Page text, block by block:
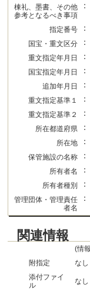
棟礼、墨書、その他
参考となるべき事項
：
指定番号 ：
国宝・重文区分
：
重文指定年月日
：
国宝指定年月日
：
追加年月日 ：
重文指定基準１ ：
重文指定基準２ ：
所在都道府県 ：
所在地
：
保管施設の名称
：
所有者名 ：
所有者種別
：
管理団体・管理責任
者名
：
関連情報
(情
附指定
なし
添付ファイ
ル
なし